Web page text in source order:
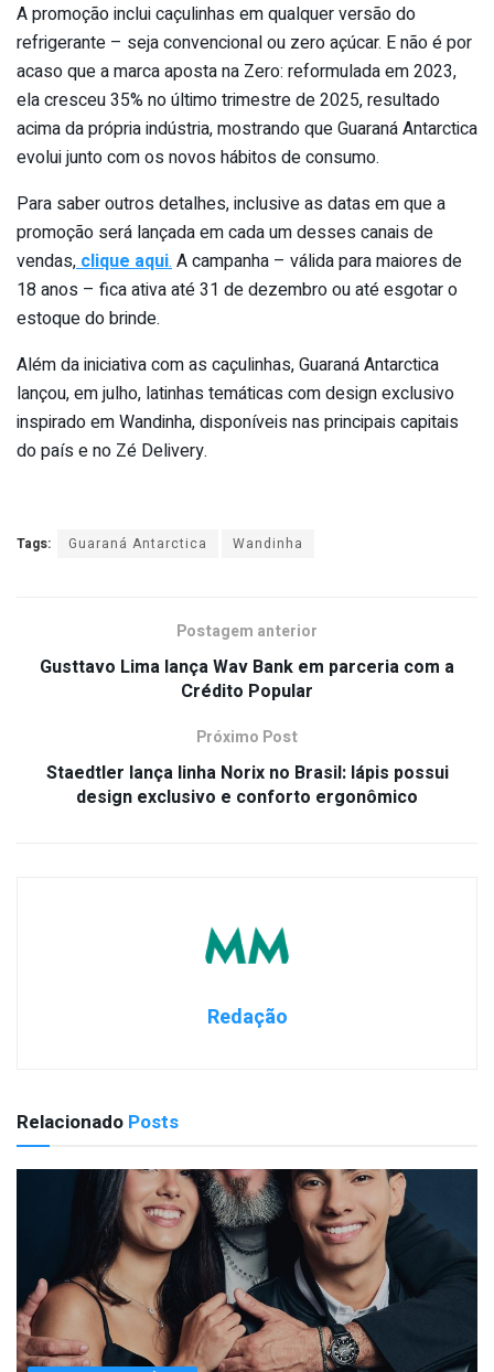
A promoção inclui caçulinhas em qualquer versão do
refrigerante – seja convencional ou zero açúcar. E não é por
acaso que a marca aposta na Zero: reformulada em 2023,
ela cresceu 35% no último trimestre de 2025, resultado
acima da própria indústria, mostrando que Guaraná Antarctica
evolui junto com os novos hábitos de consumo.
Para saber outros detalhes, inclusive as datas em que a
promoção será lançada em cada um desses canais de
vendas,clique aqui.A campanha – válida para maiores de
18 anos – fica ativa até 31 de dezembro ou até esgotar o
estoque do brinde.
Além da iniciativa com as caçulinhas, Guaraná Antarctica
lançou, em julho, latinhas temáticas com design exclusivo
inspirado em Wandinha, disponíveis nas principais capitais
do país e no Zé Delivery.
Tags: Guaraná Antarctica Wandinha
Postagem anterior
Gusttavo Lima lança Wav Bank em parceria com a
Crédito Popular
Próximo Post
Staedtler lança linha Norix no Brasil: lápis possui
design exclusivo e conforto ergonômico
Redação
Relacionado Posts